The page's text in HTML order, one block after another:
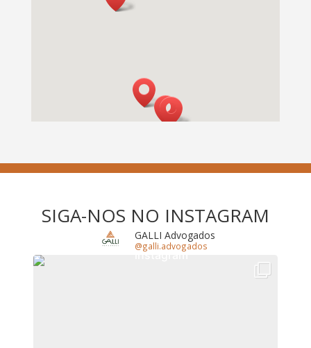
SIGA-NOS NO INSTAGRAM
GALLI Advogados
@galli.advogados